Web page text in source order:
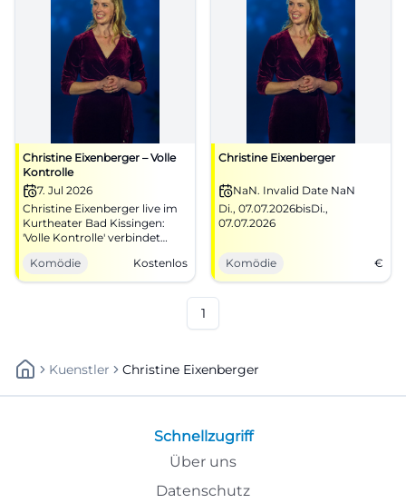
Christine Eixenberger – Volle
Kontrolle
7. Jul 2026
Christine Eixenberger live im
Kurtheater Bad Kissingen:
'Volle Kontrolle' verbindet
Witz, Haltung und
Theaterkunst. 07.07.2026,
Uhrzeit/Preise folgen. Kluges
Komödie Kostenlos
Christine Eixenberger
NaN. Invalid Date NaN
Di., 07.07.2026bisDi.,
07.07.2026
Komödie €
1
Kuenstler Christine Eixenberger
Schnellzugriff
Über uns
Datenschutz